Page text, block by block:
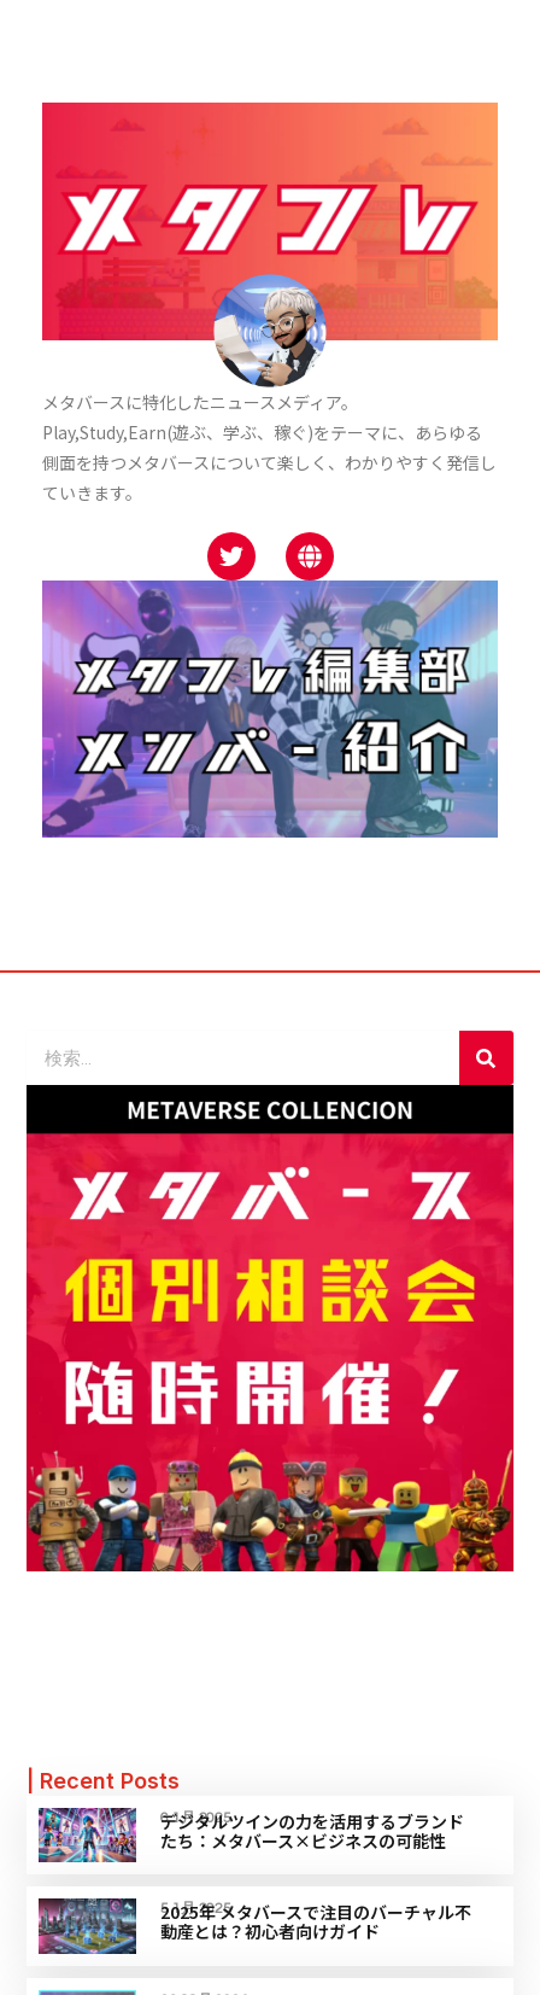
メタバースに特化したニュースメディア。
Play,Study,Earn(遊ぶ、学ぶ、稼ぐ)をテーマに、あらゆる
側面を持つメタバースについて楽しく、わかりやすく発信し
ていきます。
| Recent Posts
6 1月 2025
デジタルツインの力を活用するブランド
たち：メタバース×ビジネスの可能性
5 1月 2025
2025年 メタバースで注目のバーチャル不
動産とは？初心者向けガイド